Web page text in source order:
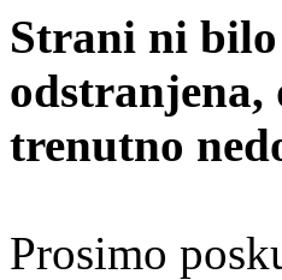
Strani ni
odstranjena,
trenutno
Prosimo